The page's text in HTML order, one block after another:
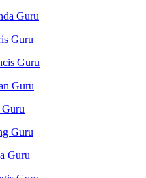
Guru
Guru
Guru
Guru
Guru
Guru
Guru